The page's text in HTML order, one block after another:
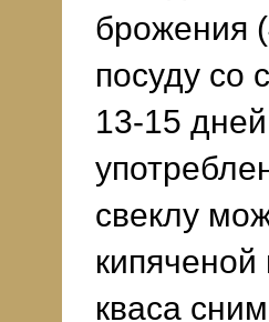
брожения
посуду со
13-15
свеклу
кваса